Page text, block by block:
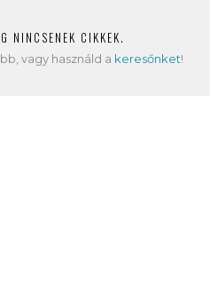
NINCSENEK CIKKEK.
vagy használd a keresőnket!